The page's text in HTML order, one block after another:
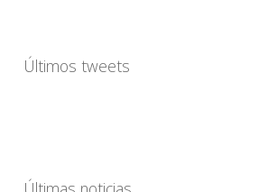
Últimos tweets